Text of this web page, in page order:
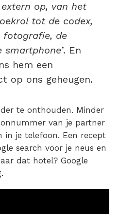
op, van het
tot de codex,
fotografie, de
. En
hem een
op ons geheugen.
te onthouden. Minder
van je partner
in je telefoon. Een recept
search voor je neus en
dat hotel? Google